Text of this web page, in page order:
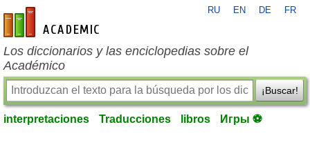
es-academic.com
RU EN DE FR
Los diccionarios y las enciclopedias sobre el
Académico
¡Buscar!
interpretaciones Traducciones libros Игры ⚽